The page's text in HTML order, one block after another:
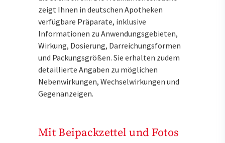
zeigt Ihnen in deutschen Apotheken
verfügbare Präparate, inklusive
Informationen zu Anwendungsgebieten,
Wirkung, Dosierung, Darreichungsformen
und Packungsgrößen. Sie erhalten zudem
detaillierte Angaben zu möglichen
Nebenwirkungen, Wechselwirkungen und
Gegenanzeigen.
Mit Beipackzettel und Fotos